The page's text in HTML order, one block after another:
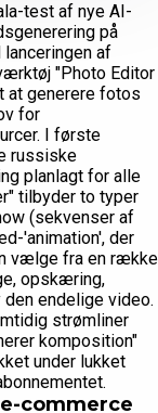
test af nye AI-
på
af
"Photo Editor
at generere fotos
for
I første
russiske
planlagt for alle
tilbyder to typer
(sekvenser af
'animation', der
vælge fra en række
opskæring,
endelige video.
strømliner
komposition"
under lukket
commerce